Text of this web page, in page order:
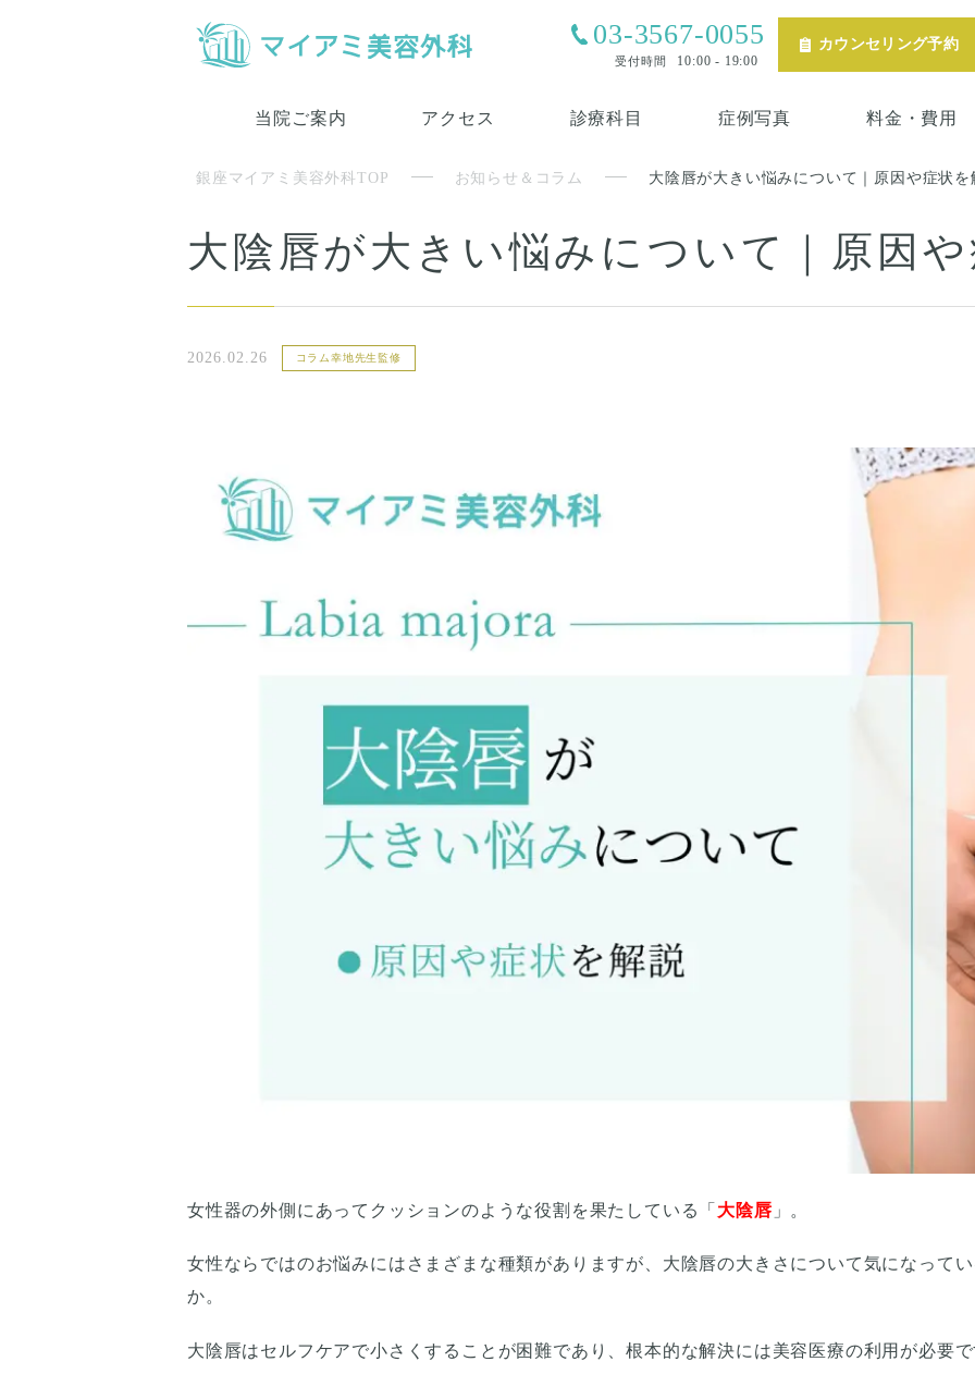
03-3567-0055
受付時間 10:00 - 19:00
カウンセリング予約
当院ご案内 アクセス 診療科目 症例写真 料金・費用
銀座マイアミ美容外科TOP お知らせ＆コラム 大陰唇が大きい悩みについて｜原因や症状を
大陰唇が大きい悩みについて｜原因
2026.02.26 コラム幸地先生監修
女性器の外側にあってクッションのような役割を果たしている「 大陰唇 」。
女性ならではのお悩みにはさまざまな種類がありますが、大陰唇の大きさについて気になって
か。
大陰唇はセルフケアで小さくすることが困難であり、根本的な解決には美容医療の利用が必要で